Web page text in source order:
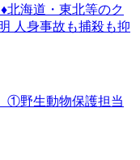
北海道・東北等のク
人身事故も捕殺も抑
①野生動物保護担当